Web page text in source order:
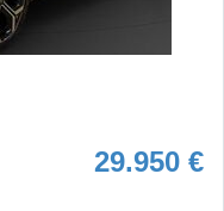
29.950 €